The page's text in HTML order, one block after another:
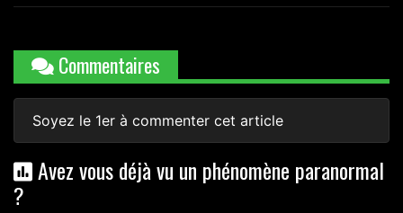
Commentaires
Soyez le 1er à commenter cet article
Avez vous déjà vu un phénomène paranormal
?